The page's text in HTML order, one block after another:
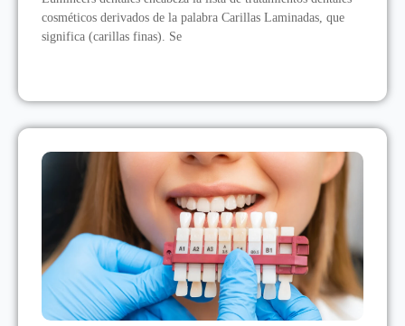
cosméticos derivados de la palabra Carillas Laminadas, que
significa (carillas finas). Se